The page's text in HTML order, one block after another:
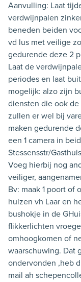
Aanvulling: Laat
verdwijnpalen
beneden beiden
vd lus met veilige
gedurende deze 2
Laat de
periodes en laat
mogelijk: alzo zijn
diensten die ook
zullen er wel bij
maken gedurende
een 1 camera in
Stessensstr/
Voeg hierbij nog
veiliger,
Bv: maak 1 poort of
huizen vh Laar en
bushokje in de
flikkerlichten
omhoogkomen of
waarschuwing. Dat
ondervonden ,heb
mail ah